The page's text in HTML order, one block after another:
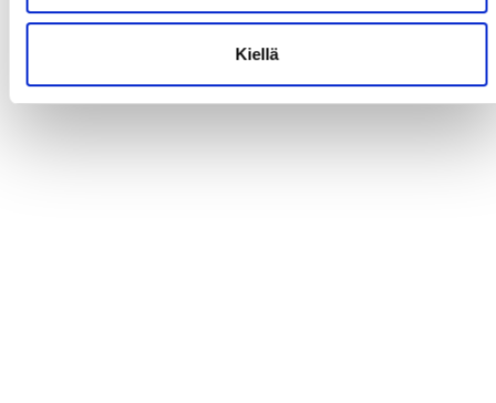
Kiellä